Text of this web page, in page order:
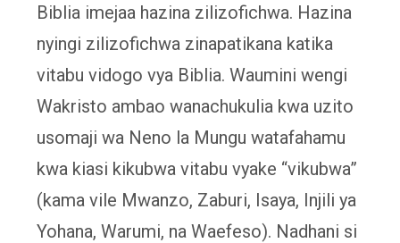
Biblia imejaa hazina zilizofichwa. Hazina
nyingi zilizofichwa zinapatikana katika
vitabu vidogo vya Biblia. Waumini wengi
Wakristo ambao wanachukulia kwa uzito
usomaji wa Neno la Mungu watafahamu
kwa kiasi kikubwa vitabu vyake “vikubwa”
(kama vile Mwanzo, Zaburi, Isaya, Injili ya
Yohana, Warumi, na Waefeso). Nadhani si